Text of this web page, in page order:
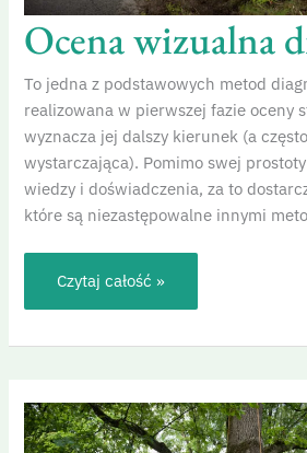
Ocena wizualna
To jedna z podstawowych metod
realizowana w pierwszej fazie oceny
wyznacza jej dalszy kierunek (a
wystarczająca). Pomimo swej
wiedzy i doświadczenia, za to
które są niezastępowalne innymi
Czytaj całość »
Inspekcja
korony